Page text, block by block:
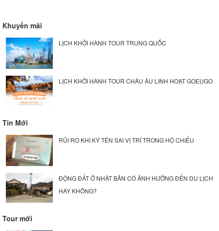
Khuyến mãi
LỊCH KHỞI HÀNH TOUR TRUNG QUỐC
LỊCH KHỞI HÀNH TOUR CHÂU ÂU LINH HOẠT GOEUGO
Tin Mới
RỦI RO KHI KÝ TÊN SAI VỊ TRÍ TRONG HỘ CHIẾU
ĐỘNG ĐẤT Ở NHẬT BẢN CÓ ẢNH HƯỞNG ĐẾN DU LỊCH
HAY KHÔNG?
Tour mới